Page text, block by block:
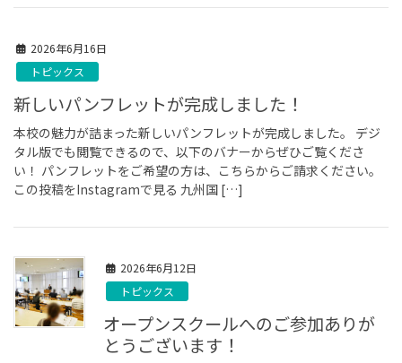
2026年6月16日
トピックス
新しいパンフレットが完成しました！
本校の魅力が詰まった新しいパンフレットが完成しました。 デジ
タル版でも閲覧できるので、以下のバナーからぜひご覧くださ
い！ パンフレットをご希望の方は、こちらからご請求ください。
この投稿をInstagramで見る 九州国 […]
2026年6月12日
トピックス
オープンスクールへのご参加ありが
とうございます！